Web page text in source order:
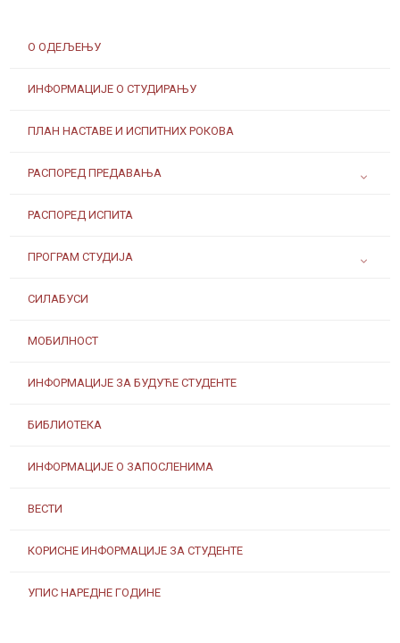
О ОДЕЉЕЊУ
ИНФОРМАЦИЈЕ О СТУДИРАЊУ
ПЛАН НАСТАВЕ И ИСПИТНИХ РОКОВА
РАСПОРЕД ПРЕДАВАЊА
РАСПОРЕД ИСПИТА
ПРОГРАМ СТУДИЈА
СИЛАБУСИ
МОБИЛНОСТ
ИНФОРМАЦИЈЕ ЗА БУДУЋЕ СТУДЕНТЕ
БИБЛИОТЕКА
ИНФОРМАЦИЈЕ О ЗАПОСЛЕНИМА
ВЕСТИ
КОРИСНЕ ИНФОРМАЦИЈЕ ЗА СТУДЕНТЕ
УПИС НАРЕДНЕ ГОДИНЕ